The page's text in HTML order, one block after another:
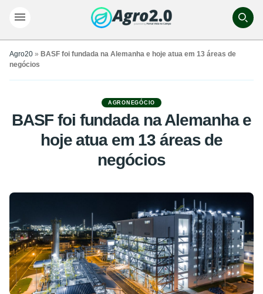
Agro20 » BASF foi fundada na Alemanha e hoje atua em 13 áreas de
negócios
AGRONEGÓCIO
BASF foi fundada na Alemanha e
hoje atua em 13 áreas de
negócios